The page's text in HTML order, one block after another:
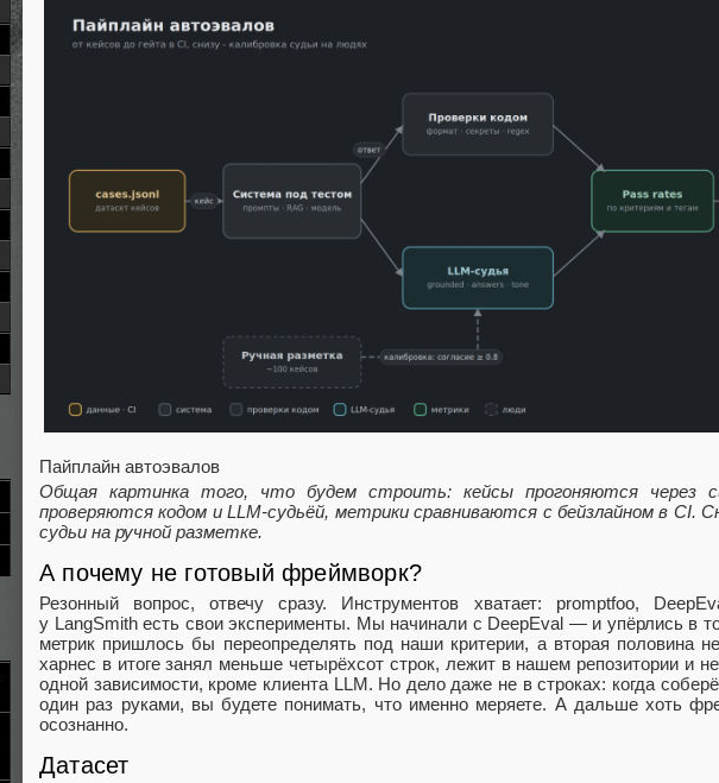
Пайплайн автоэвалов
Общая картинка того, что будем строить: кейсы прогоняются через
проверяются кодом и LLM‑судьёй, метрики сравниваются с бейзлайном в CI.
судьи на ручной разметке.
А почему не готовый фреймворк?
Резонный вопрос, отвечу сразу. Инструментов хватает: promptfoo,
у LangSmith есть свои эксперименты. Мы начинали с DeepEval — и упёрлись в
метрик пришлось бы переопределять под наши критерии, а вторая половина
харнес в итоге занял меньше четырёхсот строк, лежит в нашем репозитории и
одной зависимости, кроме клиента LLM. Но дело даже не в строках: когда
один раз руками, вы будете понимать, что именно меряете. А дальше хоть
осознанно.
Датасет